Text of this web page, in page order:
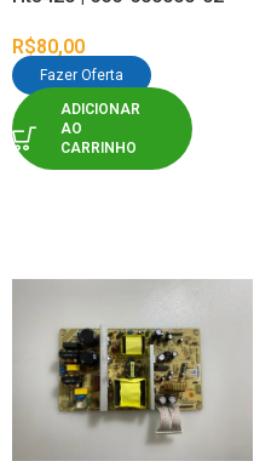
R$80,00
Fazer Oferta
ADICIONAR
AO
CARRINHO